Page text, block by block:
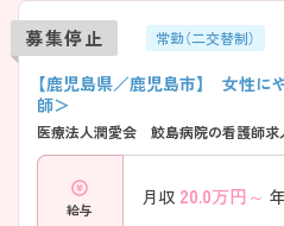
募集停止 常勤（二交替制）
【鹿児島県／鹿児島市】 女性に
師＞
医療法人潤愛会 鮫島病院の看護師求
給与
月収 20.0万円～